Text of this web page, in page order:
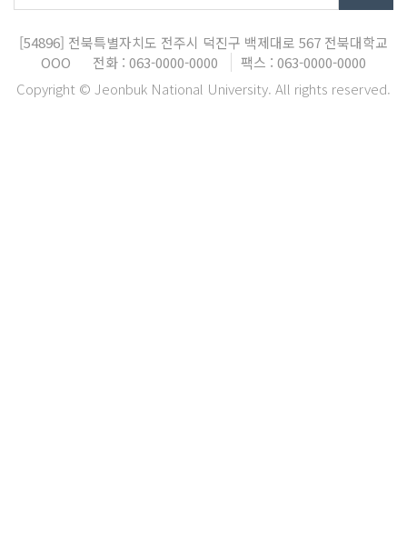
[54896] 전북특별자치도 전주시 덕진구 백제대로 567 전북대학교
OOO
전화 : 063-0000-0000
팩스 : 063-0000-0000
Copyright © Jeonbuk National University. All rights reserved.